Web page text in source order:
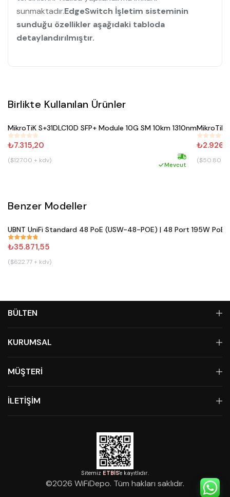
sunmaktadır.EdgeSwitch İşletim sisteminin
sunduğu özellikler aşağıdaki tabloda
detaylandırılmıştır.
Birlikte Kullanılan Ürünler
#187
Satın Al
MikroTiK S+31DLC10D SFP+ Module 10G SM 10km 1310nm
₺7.315,20
($127.00 + kdv) Hızlı kargo
Mevcut
#188
MikroTiK
($50.80 +
Benzer Modeller
#861
UBNT UniFi Standard 48 PoE (USW-48-POE) | 48 Port 195W
₺35.871,55
($622.77 + kdv)
BÜLTEN
KURUMSAL
MÜŞTERİ
İLETİŞİM
Sitemiz ETBİS'e kayıtlıdır.
©2026 WiFiDepo. Tüm hakları saklıdır.